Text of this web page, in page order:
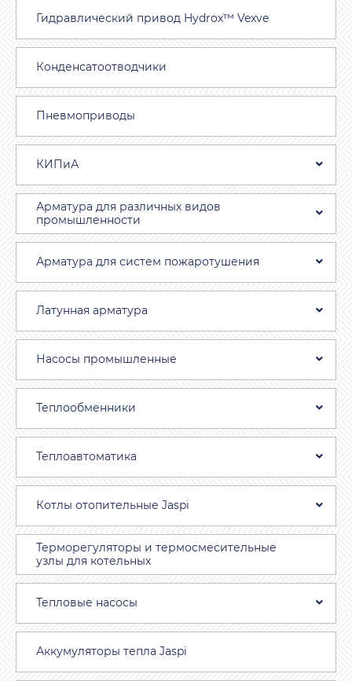
Гидравлический привод Hydrox™ Vexve
Конденсатоотводчики
Пневмоприводы
КИПиА
Арматура для различных видов
промышленности
Арматура для систем пожаротушения
Латунная арматура
Насосы промышленные
Теплообменники
Теплоавтоматика
Котлы отопительные Jaspi
Терморегуляторы и термосмесительные
узлы для котельных
Тепловые насосы
Аккумуляторы тепла Jaspi